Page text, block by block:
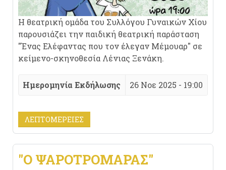
Η θεατρική ομάδα του Συλλόγου Γυναικών Χίου
παρουσιάζει την παιδική θεατρική παράσταση
"Ένας Ελέφαντας που τον έλεγαν Μέμουαρ" σε
κείμενο-σκηνοθεσία Λένιας Ξενάκη.
Ημερομηνία Εκδήλωσης 26 Νοε 2025 - 19:00
ΛΕΠΤΟΜΈΡΕΙΕΣ
"Ο ΨΑΡΟΤΡΟΜΆΡΑΣ"